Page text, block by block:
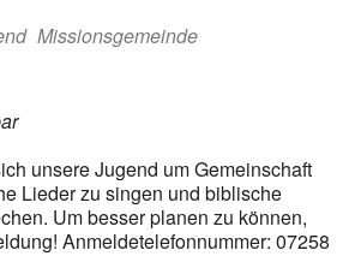
Missionsgemeinde
unsere Jugend um Gemeinschaft
Lieder zu singen und biblische
Um besser planen zu können,
Anmeldetelefonnummer: 07258